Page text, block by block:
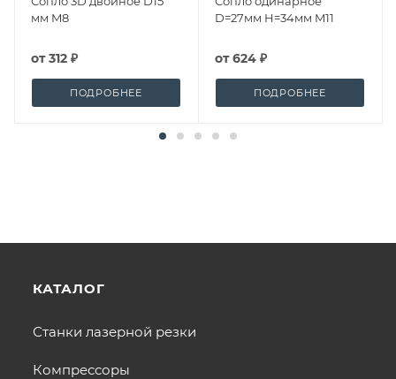
мм M8
от312 ₽
ПОДРОБНЕЕ
D=27мм H=34мм M11
от624 ₽
ПОДРОБНЕЕ
КАТАЛОГ
Станки лазерной резки
Компрессоры